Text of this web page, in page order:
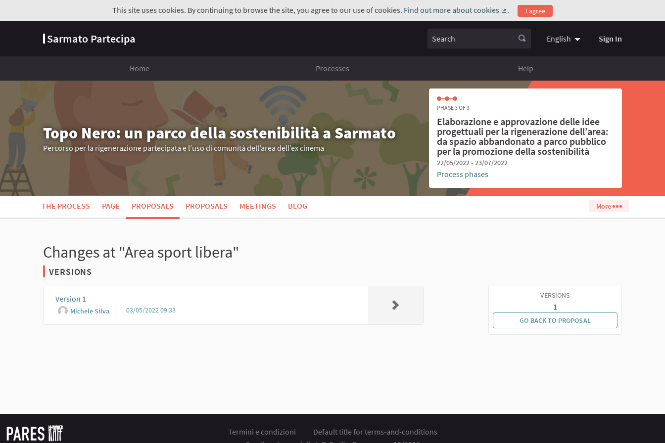
This site uses cookies. By continuing to browse the site, you agree to our use of cookies. Find out more about cookies
(External link)
. I agree
Sarmato Partecipa Search English Choose language
Sign In
Home Processes Help
Topo Nero: un parco della sostenibilità a Sarmato
Percorso per la rigenerazione partecipata e l’uso di comunità dell’area dell’ex cinema
PHASE 3 OF 3
Elaborazione e approvazione delle idee
progettuali per la rigenerazione dell’area:
da spazio abbandonato a parco pubblico
per la promozione della sostenibilità
22/05/2022 - 23/07/2022
Process phases
THE PROCESS PAGE PROPOSALS PROPOSALS MEETINGS BLOG More
Changes at "Area sport libera"
VERSIONS
Version 1
Michele Silva 03/05/2022 09:33
VERSIONS
1
GO BACK TO PROPOSAL
Termini e condizioni
Default title for terms-and-conditions